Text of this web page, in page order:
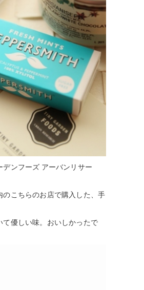
デンフーズ アーバンリサー
のこちらのお店で購入した、手
て優しい味。おいしかったで